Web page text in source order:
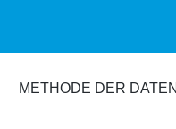
METHODE DER